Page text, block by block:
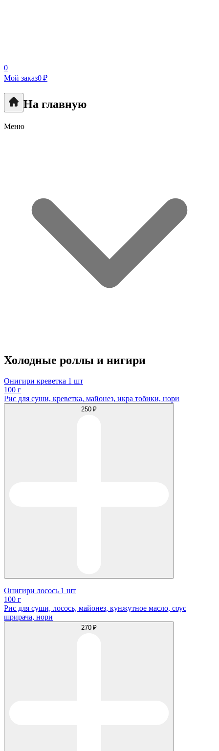
0
Мой заказ0 ₽
На главную
Меню
Холодные роллы и нигири
Онигири креветка 1 шт
100 г
Рис для суши, креветка, майонез, икра тобики, нори
250 ₽
Онигири лосось 1 шт
100 г
Рис для суши, лосось, майонез, кунжутное масло, соус
шрирача, нори
270 ₽